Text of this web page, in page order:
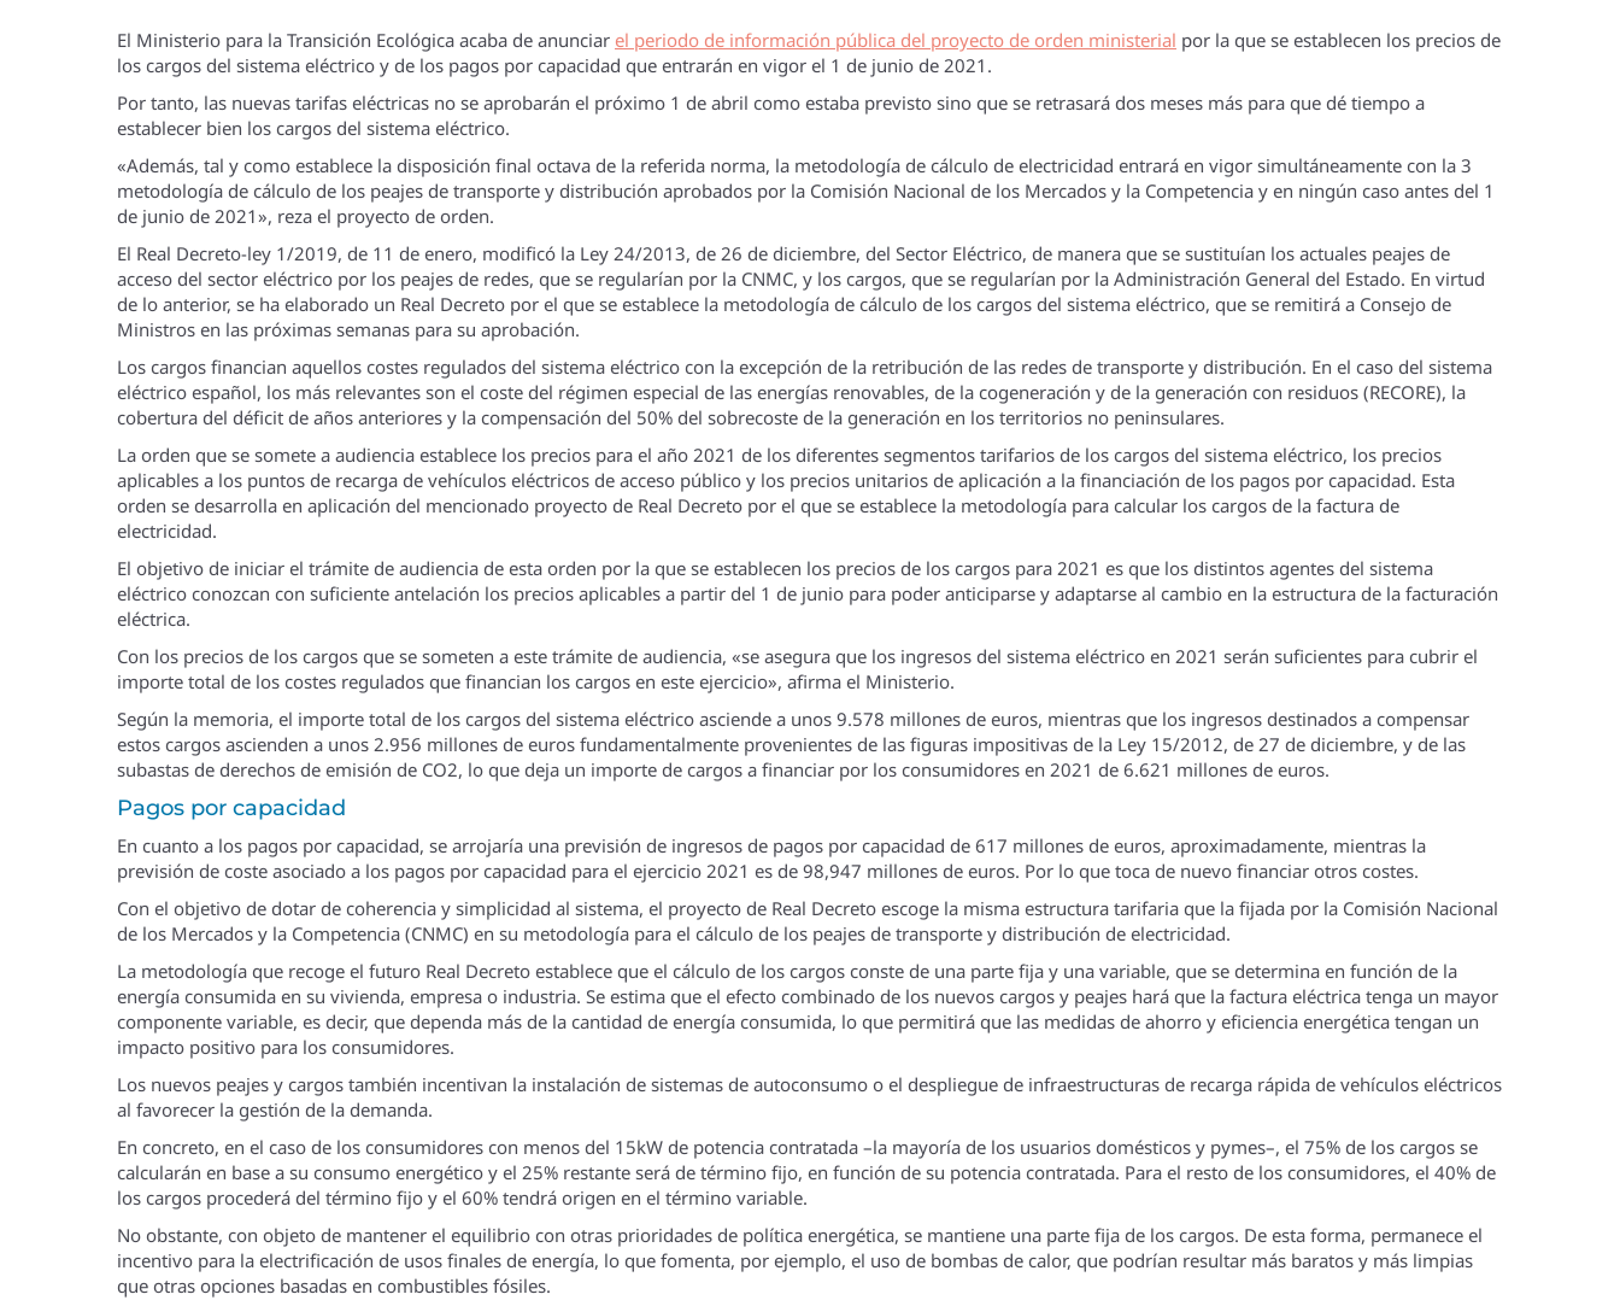
El Ministerio para la Transición Ecológica acaba de anunciar el periodo de información pública del proyecto de orden ministerial por la que se establecen los precios de
los cargos del sistema eléctrico y de los pagos por capacidad que entrarán en vigor el 1 de junio de 2021.
Por tanto, las nuevas tarifas eléctricas no se aprobarán el próximo 1 de abril como estaba previsto sino que se retrasará dos meses más para que dé tiempo a
establecer bien los cargos del sistema eléctrico.
«Además, tal y como establece la disposición final octava de la referida norma, la metodología de cálculo de electricidad entrará en vigor simultáneamente con la 3
metodología de cálculo de los peajes de transporte y distribución aprobados por la Comisión Nacional de los Mercados y la Competencia y en ningún caso antes del 1
de junio de 2021», reza el proyecto de orden.
El Real Decreto-ley 1/2019, de 11 de enero, modificó la Ley 24/2013, de 26 de diciembre, del Sector Eléctrico, de manera que se sustituían los actuales peajes de
acceso del sector eléctrico por los peajes de redes, que se regularían por la CNMC, y los cargos, que se regularían por la Administración General del Estado. En virtud
de lo anterior, se ha elaborado un Real Decreto por el que se establece la metodología de cálculo de los cargos del sistema eléctrico, que se remitirá a Consejo de
Ministros en las próximas semanas para su aprobación.
Los cargos financian aquellos costes regulados del sistema eléctrico con la excepción de la retribución de las redes de transporte y distribución. En el caso del sistema
eléctrico español, los más relevantes son el coste del régimen especial de las energías renovables, de la cogeneración y de la generación con residuos (RECORE), la
cobertura del déficit de años anteriores y la compensación del 50% del sobrecoste de la generación en los territorios no peninsulares.
La orden que se somete a audiencia establece los precios para el año 2021 de los diferentes segmentos tarifarios de los cargos del sistema eléctrico, los precios
aplicables a los puntos de recarga de vehículos eléctricos de acceso público y los precios unitarios de aplicación a la financiación de los pagos por capacidad. Esta
orden se desarrolla en aplicación del mencionado proyecto de Real Decreto por el que se establece la metodología para calcular los cargos de la factura de
electricidad.
El objetivo de iniciar el trámite de audiencia de esta orden por la que se establecen los precios de los cargos para 2021 es que los distintos agentes del sistema
eléctrico conozcan con suficiente antelación los precios aplicables a partir del 1 de junio para poder anticiparse y adaptarse al cambio en la estructura de la facturación
eléctrica.
Con los precios de los cargos que se someten a este trámite de audiencia, «se asegura que los ingresos del sistema eléctrico en 2021 serán suficientes para cubrir el
importe total de los costes regulados que financian los cargos en este ejercicio», afirma el Ministerio.
Según la memoria, el importe total de los cargos del sistema eléctrico asciende a unos 9.578 millones de euros, mientras que los ingresos destinados a compensar
estos cargos ascienden a unos 2.956 millones de euros fundamentalmente provenientes de las figuras impositivas de la Ley 15/2012, de 27 de diciembre, y de las
subastas de derechos de emisión de CO2, lo que deja un importe de cargos a financiar por los consumidores en 2021 de 6.621 millones de euros.
Pagos por capacidad
En cuanto a los pagos por capacidad, se arrojaría una previsión de ingresos de pagos por capacidad de 617 millones de euros, aproximadamente, mientras la
previsión de coste asociado a los pagos por capacidad para el ejercicio 2021 es de 98,947 millones de euros. Por lo que toca de nuevo financiar otros costes.
Con el objetivo de dotar de coherencia y simplicidad al sistema, el proyecto de Real Decreto escoge la misma estructura tarifaria que la fijada por la Comisión Nacional
de los Mercados y la Competencia (CNMC) en su metodología para el cálculo de los peajes de transporte y distribución de electricidad.
La metodología que recoge el futuro Real Decreto establece que el cálculo de los cargos conste de una parte fija y una variable, que se determina en función de la
energía consumida en su vivienda, empresa o industria. Se estima que el efecto combinado de los nuevos cargos y peajes hará que la factura eléctrica tenga un mayor
componente variable, es decir, que dependa más de la cantidad de energía consumida, lo que permitirá que las medidas de ahorro y eficiencia energética tengan un
impacto positivo para los consumidores.
Los nuevos peajes y cargos también incentivan la instalación de sistemas de autoconsumo o el despliegue de infraestructuras de recarga rápida de vehículos eléctricos
al favorecer la gestión de la demanda.
En concreto, en el caso de los consumidores con menos del 15kW de potencia contratada –la mayoría de los usuarios domésticos y pymes–, el 75% de los cargos se
calcularán en base a su consumo energético y el 25% restante será de término fijo, en función de su potencia contratada. Para el resto de los consumidores, el 40% de
los cargos procederá del término fijo y el 60% tendrá origen en el término variable.
No obstante, con objeto de mantener el equilibrio con otras prioridades de política energética, se mantiene una parte fija de los cargos. De esta forma, permanece el
incentivo para la electrificación de usos finales de energía, lo que fomenta, por ejemplo, el uso de bombas de calor, que podrían resultar más baratos y más limpias
que otras opciones basadas en combustibles fósiles.